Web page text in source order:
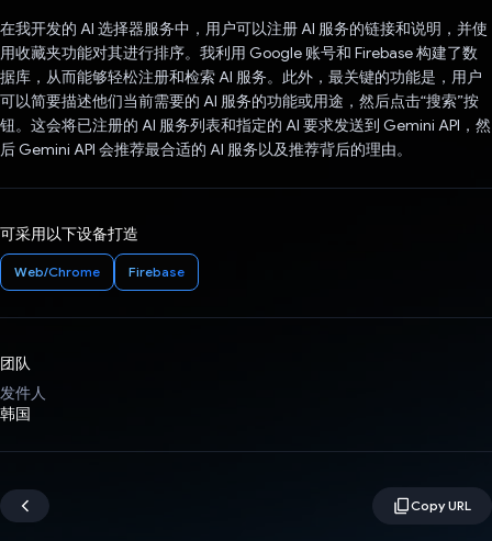
在我开发的 AI 选择器服务中，用户可以注册 AI 服务的链接和说明，并使
用收藏夹功能对其进行排序。我利用 Google 账号和 Firebase 构建了数
据库，从而能够轻松注册和检索 AI 服务。此外，最关键的功能是，用户
可以简要描述他们当前需要的 AI 服务的功能或用途，然后点击“搜索”按
钮。这会将已注册的 AI 服务列表和指定的 AI 要求发送到 Gemini API，然
后 Gemini API 会推荐最合适的 AI 服务以及推荐背后的理由。
可采用以下设备打造
Web/Chrome Firebase
团队
发件人
韩国